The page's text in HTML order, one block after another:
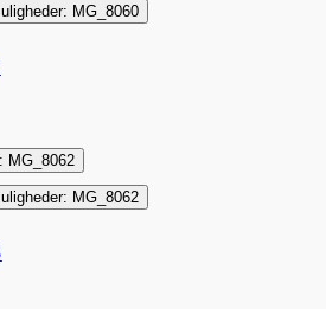
MG_8060
MG_8062
MG_8062